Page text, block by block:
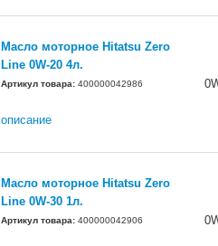
Масло моторное Hitatsu Zero
Line 0W-20 4л.
Артикул товара: 400000042986
описание
Масло моторное Hitatsu Zero
Line 0W-30 1л.
Артикул товара: 400000042906